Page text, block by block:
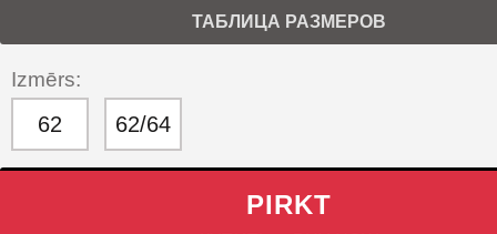
ТАБЛИЦА РАЗМЕРОВ
Izmērs:
62 62/64
PIRKT